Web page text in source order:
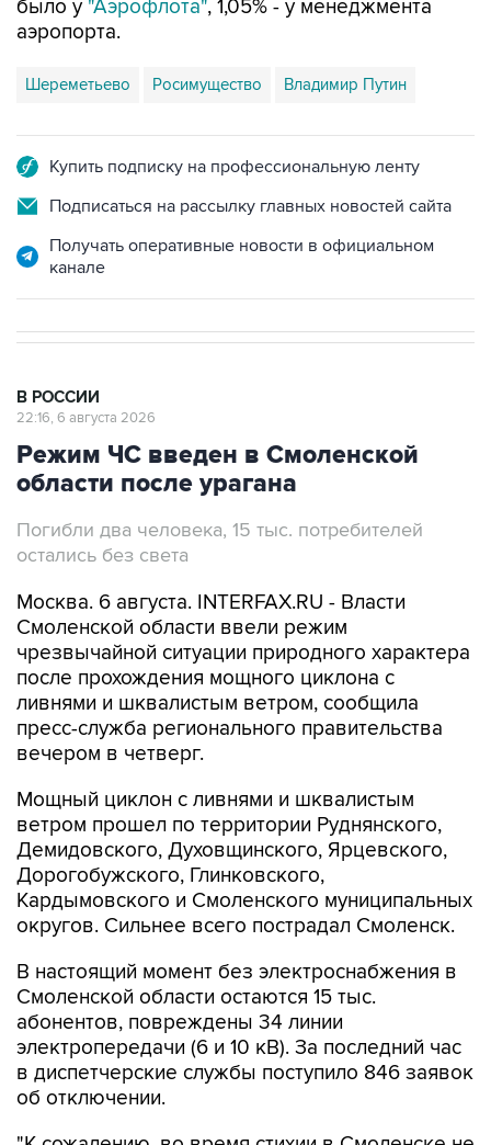
Шереметьево
Подписаться на рассылку главных новостей сайта
Получать оперативные новости в официальном
канале
Режим ЧС введен в Смоленской
области после урагана
Погибли два человека, 15 тыс. потребителей
Москва. 6 августа. INTERFAX.RU - Власти
чрезвычайной ситуации природного характера
после прохождения мощного циклона с
ливнями и шквалистым ветром, сообщила
пресс-служба регионального правительства
вечером в четверг.
Мощный циклон с ливнями и шквалистым
Демидовского, Духовщинского, Ярцевского,
Дорогобужского, Глинковского,
Кардымовского и Смоленского муниципальных
округов. Сильнее всего пострадал Смоленск.
В настоящий момент без электроснабжения в
абонентов, повреждены 34 линии
электропередачи (6 и 10 кВ). За последний час
в диспетчерские службы поступило 846 заявок
об отключении.
"К сожалению, во время стихии в Смоленске не